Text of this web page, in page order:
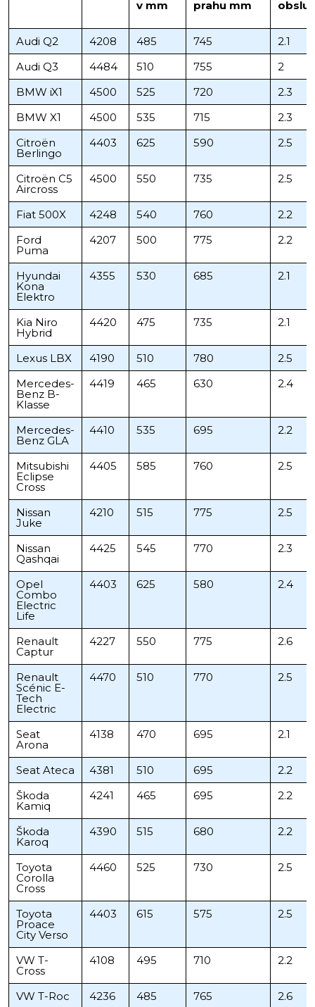
v mm prahu mm
Audi Q2 4208 485 745
2.1
Audi Q3
4484 510 755
2
BMW iX1
4500 525 720
2.3
BMW X1
4500 535 715
2.3
Citroën
Berlingo
4403 625 590 2.5
Citroën C5
Aircross
4500 550 735 2.5
Fiat 500X 4248 540 760
2.2
Ford
Puma
4207 500 775 2.2
Hyundai
Kona
Elektro
4355 530 685 2.1
Kia Niro
Hybrid
4420 475 735 2.1
Lexus LBX 4190 510 780
2.5
Mercedes-
Benz B-
Klasse
4419 465 630 2.4
Mercedes-
Benz GLA
4410 535 695 2.2
Mitsubishi
Eclipse
Cross
4405 585 760 2.5
Nissan
Juke
4210 515 775 2.5
Nissan
Qashqai
4425 545 770 2.3
Opel
Combo
Electric
Life
4403 625 580 2.4
Renault
Captur
4227 550 775 2.6
Renault
Scénic E-
Tech
Electric
4470 510 770 2.5
Seat
Arona
4138 470 695 2.1
Seat Ateca 4381 510 695
2.2
Škoda
Kamiq
4241 465 695 2.2
Škoda
Karoq
4390 515 680 2.2
Toyota
Corolla
Cross
4460 525 730 2.5
Toyota
Proace
City Verso
4403 615 575 2.5
VW T-
Cross
4108 495 710 2.2
VW T-Roc 4236 485 765
2.6